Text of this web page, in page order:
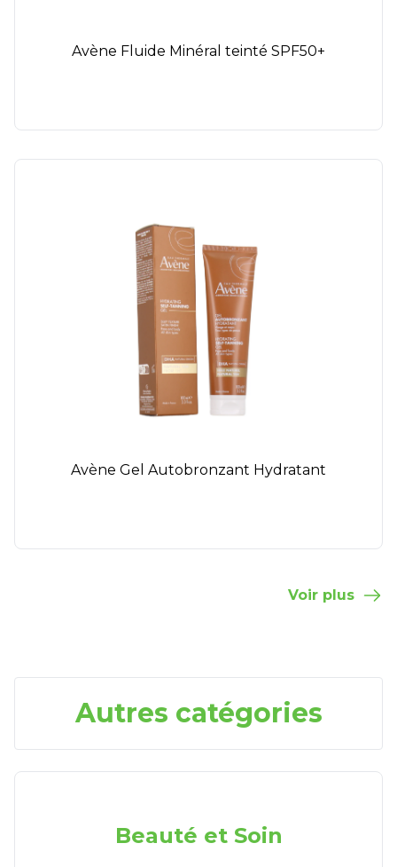
Avène Fluide Minéral teinté SPF50+
Avène Gel Autobronzant Hydratant
Voir plus
Autres catégories
Beauté et Soin